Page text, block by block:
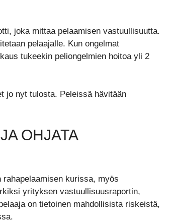
joka mittaa pelaamisen vastuullisuutta.
pelaajalle. Kun ongelmat
tukeekin peliongelmien hoitoa yli 2
jo nyt tulosta. Peleissä hävitään
OHJATA
kurissa, myös
yrityksen vastuullisuusraportin,
on tietoinen mahdollisista riskeistä,